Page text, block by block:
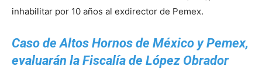
inhabilitar por 10 años al exdirector de Pemex.
Caso de Altos Hornos de México y Pemex,
evaluarán la Fiscalía de López Obrador